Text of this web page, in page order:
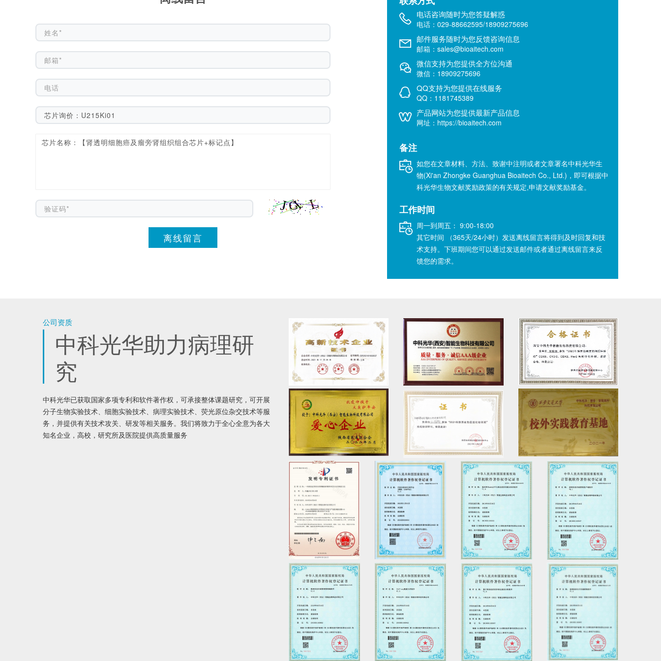
离线留言
电话咨询随时为您答疑解惑
电话：029-88662595/18909275696
邮件服务随时为您反馈咨询信息
邮箱：sales@bioaitech.com
微信支持为您提供全方位沟通
微信：18909275696
QQ支持为您提供在线服务
QQ：1181745389
产品网站为您提供最新产品信息
网址：https://bioaitech.com
备注
如您在文章材料、方法、致谢中注明或者文章署名中科光华生
物(Xi'an Zhongke Guanghua Bioaitech Co., Ltd.)，即可根据中
科光华生物文献奖励政策的有关规定,申请文献奖励基金。
工作时间
周一到周五： 9:00-18:00
其它时间 （365天/24小时）发送离线留言将得到及时回复和技
术支持。下班期间您可以通过发送邮件或者通过离线留言来反
馈您的需求。
公司资质
中科光华助力病理研
究
中科光华已获取国家多项专利和软件著作权，可承接整体课题研究，可开展
分子生物实验技术、细胞实验技术、病理实验技术、荧光原位杂交技术等服
务，并提供有关技术攻关、研发等相关服务。我们将致力于全心全意为各大
知名企业，高校，研究所及医院提供高质量服务